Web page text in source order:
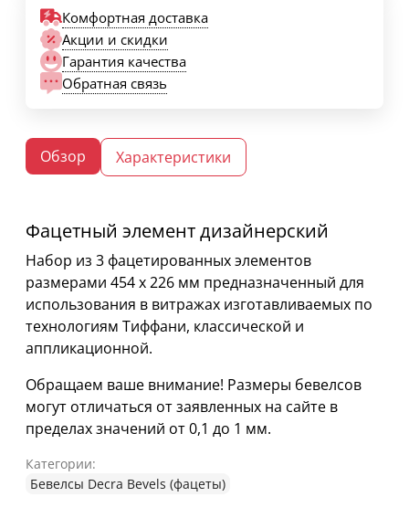
Комфортная доставка
Акции и скидки
Гарантия качества
Обратная связь
Обзор Характеристики
Фацетный элемент дизайнерский
Набор из 3 фацетированных элементов
размерами 454 х 226 мм предназначенный для
использования в витражах изготавливаемых по
технологиям Тиффани, классической и
аппликационной.
Обращаем ваше внимание! Размеры бевелсов
могут отличаться от заявленных на сайте в
пределах значений от 0,1 до 1 мм.
Категории:
Бевелсы Decra Bevels (фацеты)